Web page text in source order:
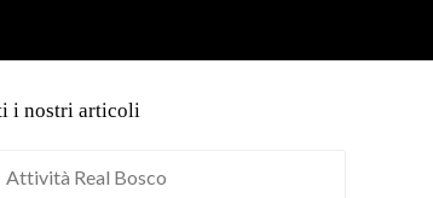
i nostri articoli
Attività Real Bosco